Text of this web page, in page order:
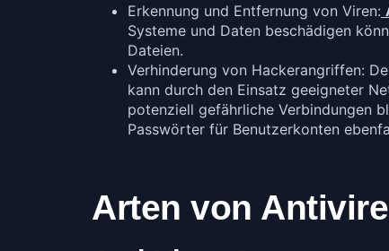
Erkennung und Entfernung von Viren:
Systeme und Daten beschädigen
Dateien.
Verhinderung von Hackerangriffen:
kann durch den Einsatz geeigneter
potenziell gefährliche Verbindungen
Passwörter für Benutzerkonten
Arten von